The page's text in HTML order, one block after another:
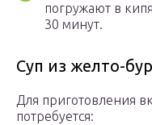
погружают в
30 минут.
Суп из желто-
Для приготовления
потребуется: